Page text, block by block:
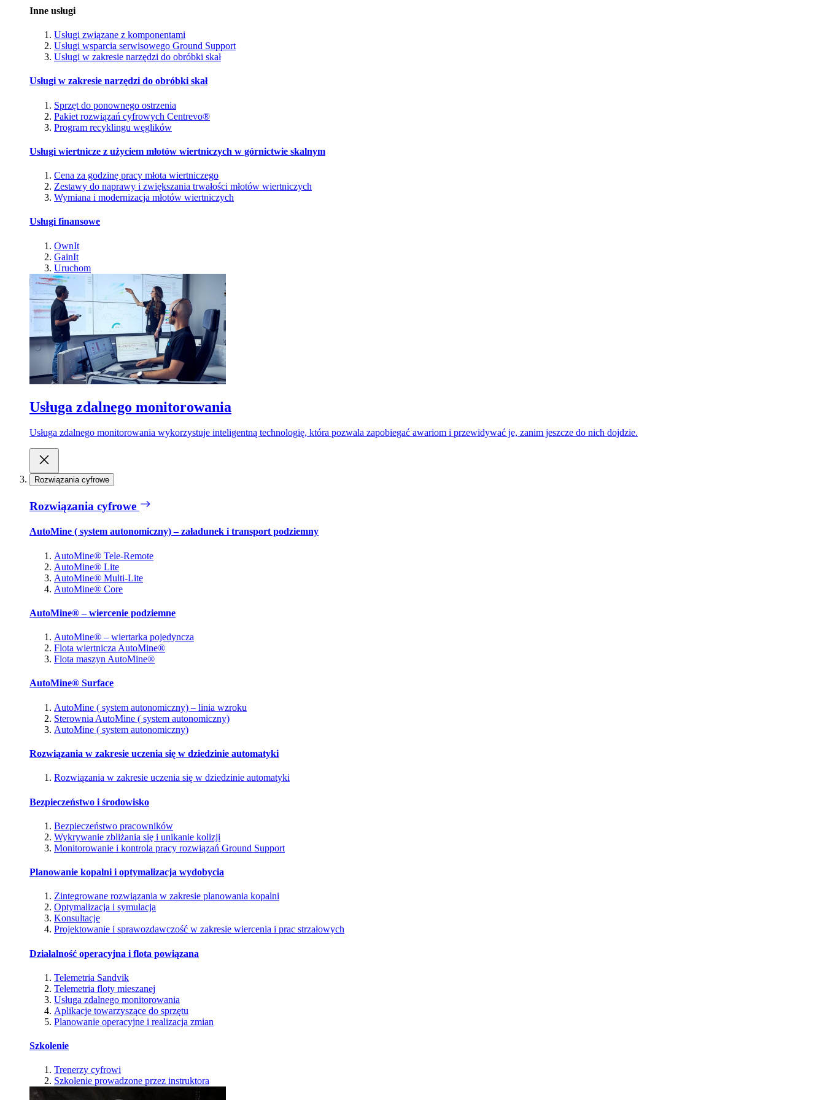
Inne usługi
Usługi związane z komponentami
Usługi wsparcia serwisowego Ground Support
Usługi w zakresie narzędzi do obróbki skał
Usługi w zakresie narzędzi do obróbki skał
Sprzęt do ponownego ostrzenia
Pakiet rozwiązań cyfrowych Centrevo®
Program recyklingu węglików
Usługi wiertnicze z użyciem młotów wiertniczych w górnictwie skalnym
Cena za godzinę pracy młota wiertniczego
Zestawy do naprawy i zwiększania trwałości młotów wiertniczych
Wymiana i modernizacja młotów wiertniczych
Usługi finansowe
OwnIt
GainIt
Uruchom
Usługa zdalnego monitorowania
Usługa zdalnego monitorowania wykorzystuje inteligentną technologię, która pozwala zapobiegać awariom i przewidywać je, zanim jeszcze do nich dojdzie.
Rozwiązania cyfrowe
Rozwiązania cyfrowe
AutoMine ( system autonomiczny) – załadunek i transport podziemny
AutoMine® Tele-Remote
AutoMine® Lite
AutoMine® Multi-Lite
AutoMine® Core
AutoMine® – wiercenie podziemne
AutoMine® – wiertarka pojedyncza
Flota wiertnicza AutoMine®
Flota maszyn AutoMine®
AutoMine® Surface
AutoMine ( system autonomiczny) – linia wzroku
Sterownia AutoMine ( system autonomiczny)
AutoMine ( system autonomiczny)
Rozwiązania w zakresie uczenia się w dziedzinie automatyki
Rozwiązania w zakresie uczenia się w dziedzinie automatyki
Bezpieczeństwo i środowisko
Bezpieczeństwo pracowników
Wykrywanie zbliżania się i unikanie kolizji
Monitorowanie i kontrola pracy rozwiązań Ground Support
Planowanie kopalni i optymalizacja wydobycia
Zintegrowane rozwiązania w zakresie planowania kopalni
Optymalizacja i symulacja
Konsultacje
Projektowanie i sprawozdawczość w zakresie wiercenia i prac strzałowych
Działalność operacyjna i flota powiązana
Telemetria Sandvik
Telemetria floty mieszanej
Usługa zdalnego monitorowania
Aplikacje towarzyszące do sprzętu
Planowanie operacyjne i realizacja zmian
Szkolenie
Trenerzy cyfrowi
Szkolenie prowadzone przez instruktora